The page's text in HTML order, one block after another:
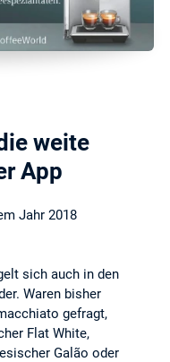
weite
App
Jahr 2018
sich auch in den
Waren bisher
gefragt,
Flat White,
Galão oder